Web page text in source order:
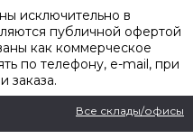
исключительно в
публичной офертой
как коммерческое
по телефону, e-mail, при
заказа.
Все склады/офисы